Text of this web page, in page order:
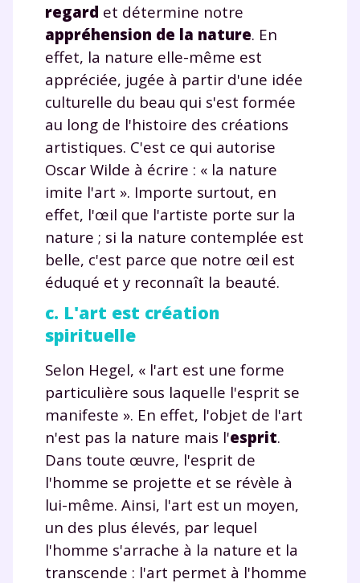
regard et détermine notre
appréhension de la nature. En
effet, la nature elle-même est
appréciée, jugée à partir d'une idée
culturelle du beau qui s'est formée
au long de l'histoire des créations
artistiques. C'est ce qui autorise
Oscar Wilde à écrire : « la nature
imite l'art ». Importe surtout, en
effet, l'œil que l'artiste porte sur la
nature ; si la nature contemplée est
belle, c'est parce que notre œil est
éduqué et y reconnaît la beauté.
c. L'art est création
spirituelle
Selon Hegel, « l'art est une forme
particulière sous laquelle l'esprit se
manifeste ». En effet, l'objet de l'art
n'est pas la nature mais l'esprit.
Dans toute œuvre, l'esprit de
l'homme se projette et se révèle à
lui-même. Ainsi, l'art est un moyen,
un des plus élevés, par lequel
l'homme s'arrache à la nature et la
transcende : l'art permet à l'homme
TESTER GRATUITEMENT
* Votre code d'accès sera envoyé à cette adresse e-mail. En
renseignant votre e-mail, vous consentez à ce que vos
données à caractère personnel soient traitées par SEJER, sous
la marque myMaxicours, afin que SEJER puisse vous donner
accès au service de soutien scolaire pendant 24h. Pour en
savoir plus sur la gestion de vos données personnelles et
pour exercer vos droits, vous pouvez consulter notre
charte.
J’accepte de recevoir les actualités et des
communications de la part de
myMaxicours.
vous envoyer notre newsletter. Vous pourrez vous
désinscription présent dans chaque newsletter. Pour
en savoir plus sur la gestion de vos données
personnelles et pour exercer vos droits, vous pouvez